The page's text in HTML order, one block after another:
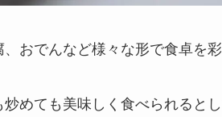
おでんなど様々な形で食卓を彩
めても美味しく食べられると